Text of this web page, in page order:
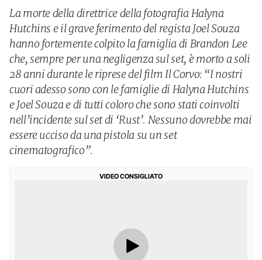
La morte della direttrice della fotografia Halyna
Hutchins e il grave ferimento del regista Joel Souza
hanno fortemente colpito la famiglia di Brandon Lee
che, sempre per una negligenza sul set, è morto a soli
28 anni durante le riprese del film Il Corvo: “I nostri
cuori adesso sono con le famiglie di Halyna Hutchins
e Joel Souza e di tutti coloro che sono stati coinvolti
nell’incidente sul set di ‘Rust’. Nessuno dovrebbe mai
essere ucciso da una pistola su un set
cinematografico”.
VIDEO CONSIGLIATO